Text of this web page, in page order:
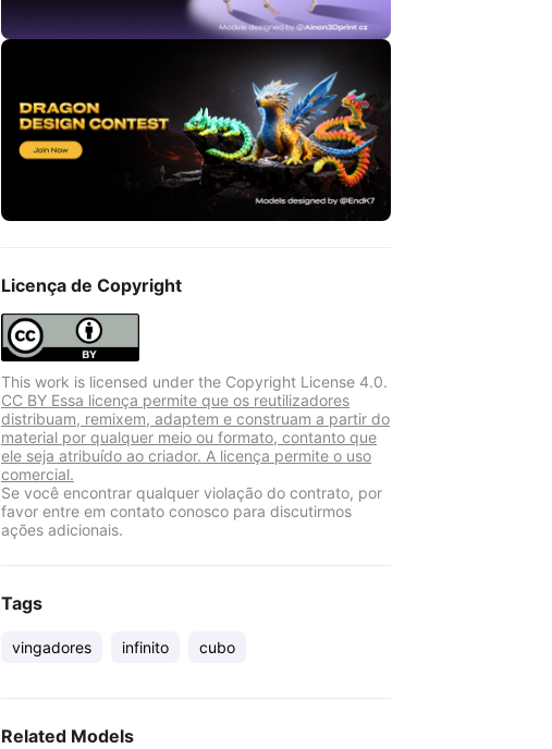
Licença de Copyright
This work is licensed under the Copyright License 4.0.
CC BY Essa licença permite que os reutilizadores
distribuam, remixem, adaptem e construam a partir do
material por qualquer meio ou formato, contanto que
ele seja atribuído ao criador. A licença permite o uso
comercial.
Se você encontrar qualquer violação do contrato, por
favor entre em contato conosco para discutirmos
ações adicionais.
Tags
vingadores infinito cubo
Related Models